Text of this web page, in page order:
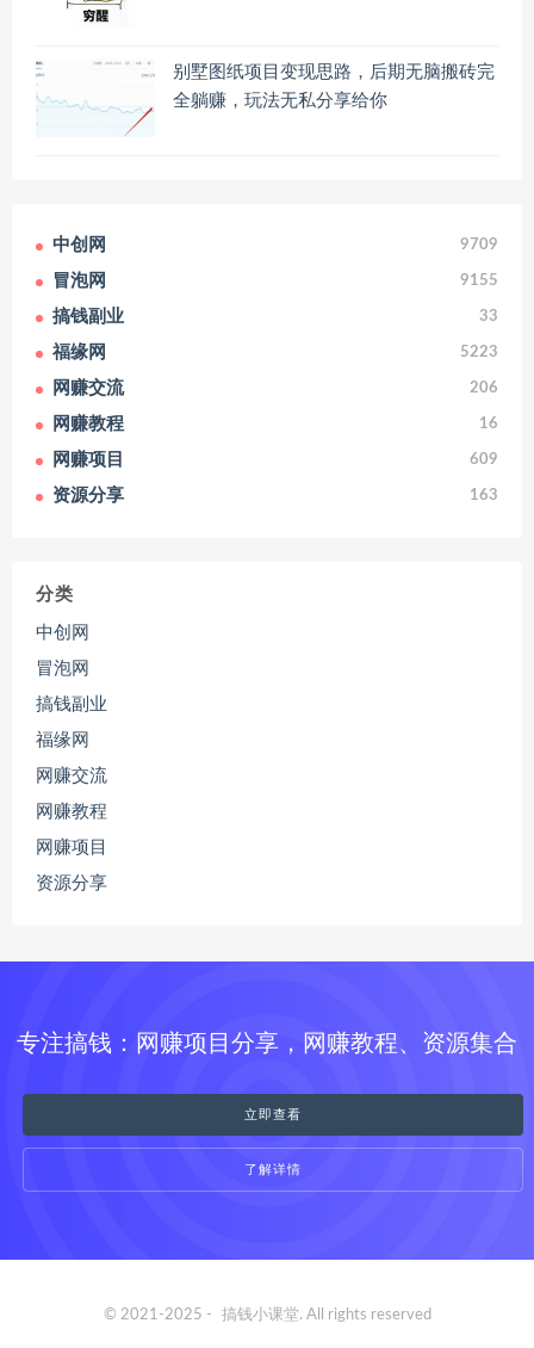
别墅图纸项目变现思路，后期无脑搬砖完
全躺赚，玩法无私分享给你
中创网 9709
冒泡网 9155
搞钱副业 33
福缘网 5223
网赚交流 206
网赚教程 16
网赚项目 609
资源分享 163
分类
中创网
冒泡网
搞钱副业
福缘网
网赚交流
网赚教程
网赚项目
资源分享
专注搞钱：网赚项目分享，网赚教程、资源集合
立即查看
了解详情
© 2021-2025 - 搞钱小课堂. All rights reserved